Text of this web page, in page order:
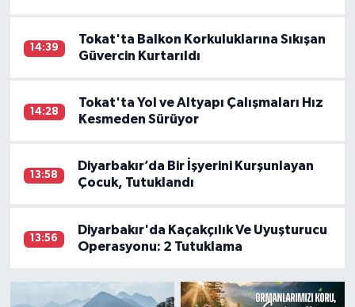
14:39
Tokat'ta Balkon Korkuluklarına Sıkışan
Güvercin Kurtarıldı
14:28
Tokat'ta Yol ve Altyapı Çalışmaları Hız
Kesmeden Sürüyor
13:58
Diyarbakır’da Bir İşyerini Kurşunlayan
Çocuk, Tutuklandı
13:56
Diyarbakır'da Kaçakçılık Ve Uyuşturucu
Operasyonu: 2 Tutuklama